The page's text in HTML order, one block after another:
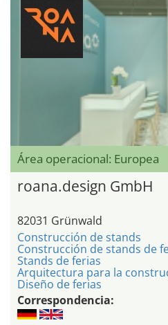
Área operacional: Europea
roana.design GmbH
82031 Grünwald
Construcción de stands
Construcción de stands de
Stands de ferias
Arquitectura para la
Diseño de ferias
Correspondencia: